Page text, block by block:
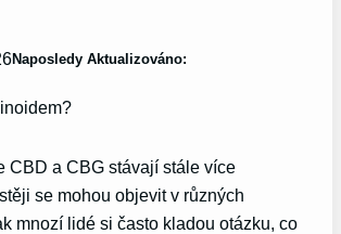
Naposledy Aktualizováno:
CBD a CBG stávají stále více
se mohou objevit v různých
mnozí lidé si často kladou otázku, co